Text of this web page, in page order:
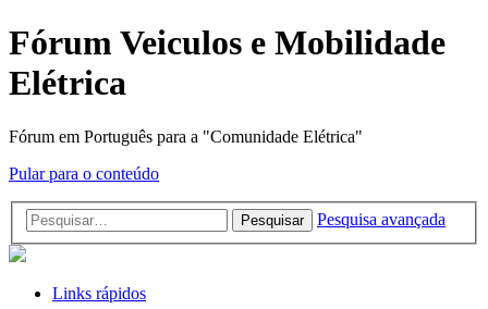
Fórum Veiculos e Mobilidade
Elétrica
Fórum em Português para a "Comunidade Elétrica"
Pular para o conteúdo
Pesquisar Pesquisa avançada
Links rápidos